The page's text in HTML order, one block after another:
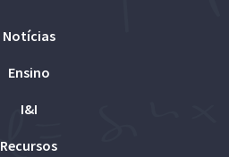
Notícias
Ensino
I&I
Recursos